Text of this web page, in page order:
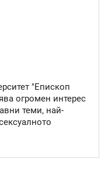
"Епископ
огромен интерес
теми, най-